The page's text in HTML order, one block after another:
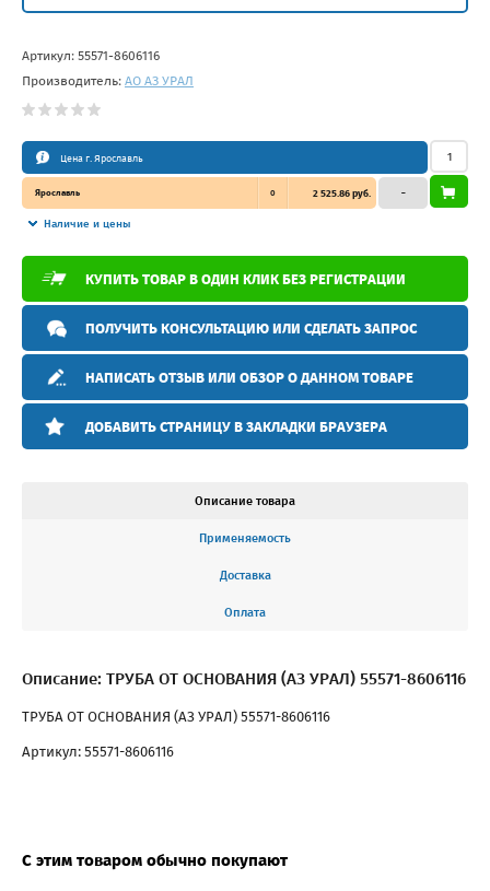
Артикул: 55571-8606116
Производитель: АО АЗ УРАЛ
Цена г. Ярославль
Ярославль 0 2 525.86 руб.
Наличие и цены
–
КУПИТЬ ТОВАР В ОДИН КЛИК БЕЗ РЕГИСТРАЦИИ
ПОЛУЧИТЬ КОНСУЛЬТАЦИЮ ИЛИ СДЕЛАТЬ ЗАПРОС
НАПИСАТЬ ОТЗЫВ ИЛИ ОБЗОР О ДАННОМ ТОВАРЕ
ДОБАВИТЬ СТРАНИЦУ В ЗАКЛАДКИ БРАУЗЕРА
Описание товара
Применяемость
Доставка
Оплата
Описание: ТРУБА ОТ ОСНОВАНИЯ (АЗ УРАЛ) 55571-8606116
ТРУБА ОТ ОСНОВАНИЯ (АЗ УРАЛ) 55571-8606116
Артикул: 55571-8606116
С этим товаром обычно покупают